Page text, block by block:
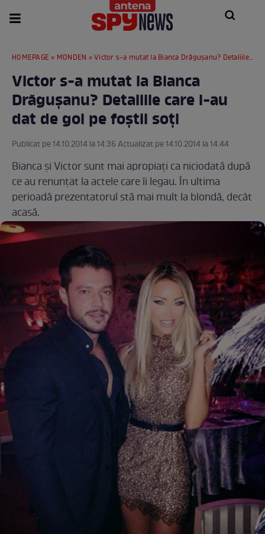
HOMEPAGE » MONDEN » Victor s-a mutat la Bianca Drăguşanu? Detaliile care i-au dat de gol pe foştii soţi
Victor s-a mutat la Bianca
Drăguşanu? Detaliile care i-au
dat de gol pe foştii soţi
Publicat pe 14.10.2014 la 14:36 Actualizat pe 14.10.2014 la 14:44
Bianca şi Victor sunt mai apropiaţi ca niciodată după
ce au renunţat la actele care îi legau. În ultima
perioadă prezentatorul stă mai mult la blondă, decât
acasă.